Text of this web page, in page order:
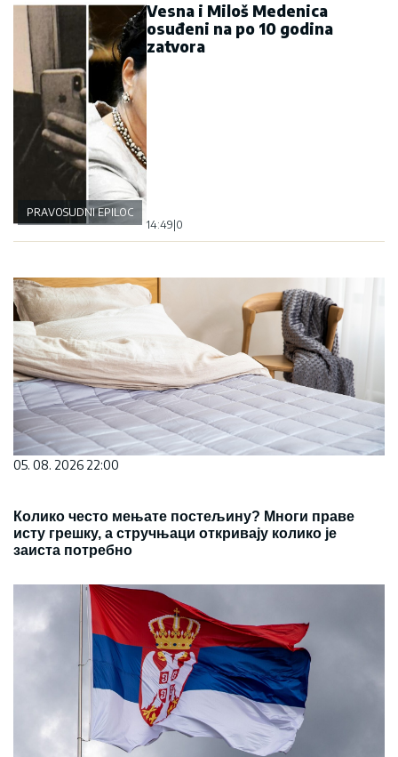
PRAVOSUDNI EPILOG
Vesna i Miloš Medenica
osuđeni na po 10 godina
zatvora
14:49 0
05. 08. 2026 22:00
Колико често мењате постељину? Многи праве
исту грешку, а стручњаци откривају колико је
заиста потребно